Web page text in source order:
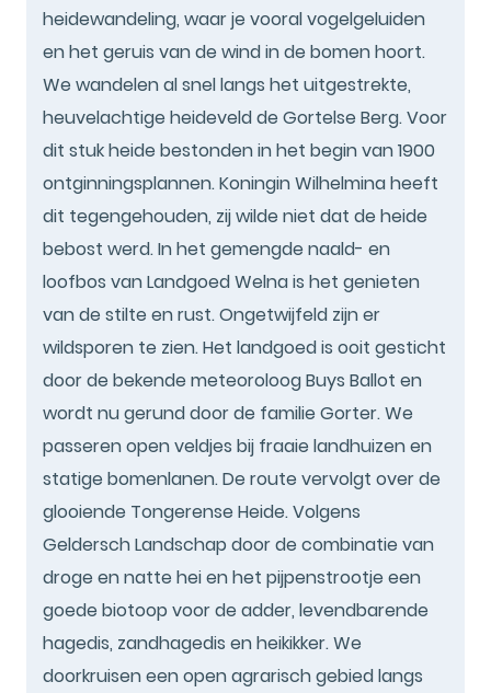
heidewandeling, waar je vooral vogelgeluiden
en het geruis van de wind in de bomen hoort.
We wandelen al snel langs het uitgestrekte,
heuvelachtige heideveld de Gortelse Berg. Voor
dit stuk heide bestonden in het begin van 1900
ontginningsplannen. Koningin Wilhelmina heeft
dit tegengehouden, zij wilde niet dat de heide
bebost werd. In het gemengde naald- en
loofbos van Landgoed Welna is het genieten
van de stilte en rust. Ongetwijfeld zijn er
wildsporen te zien. Het landgoed is ooit gesticht
door de bekende meteoroloog Buys Ballot en
wordt nu gerund door de familie Gorter. We
passeren open veldjes bij fraaie landhuizen en
statige bomenlanen. De route vervolgt over de
glooiende Tongerense Heide. Volgens
Geldersch Landschap door de combinatie van
droge en natte hei en het pijpenstrootje een
goede biotoop voor de adder, levendbarende
hagedis, zandhagedis en heikikker. We
doorkruisen een open agrarisch gebied langs